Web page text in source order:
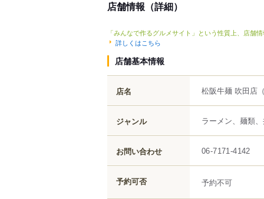
店舗情報（詳細）
「みんなで作るグルメサイト」という性質上、店舗
詳しくはこちら
店舗基本情報
店名 松阪牛麺 吹田店
ジャンル ラーメン、麺類
お問い合わせ 06-7171-4142
予約可否 予約不可